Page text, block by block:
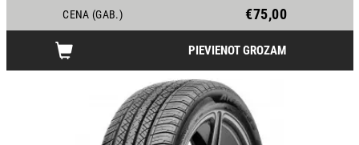
CENA (GAB.) €75,00
PIEVIENOT GROZAM